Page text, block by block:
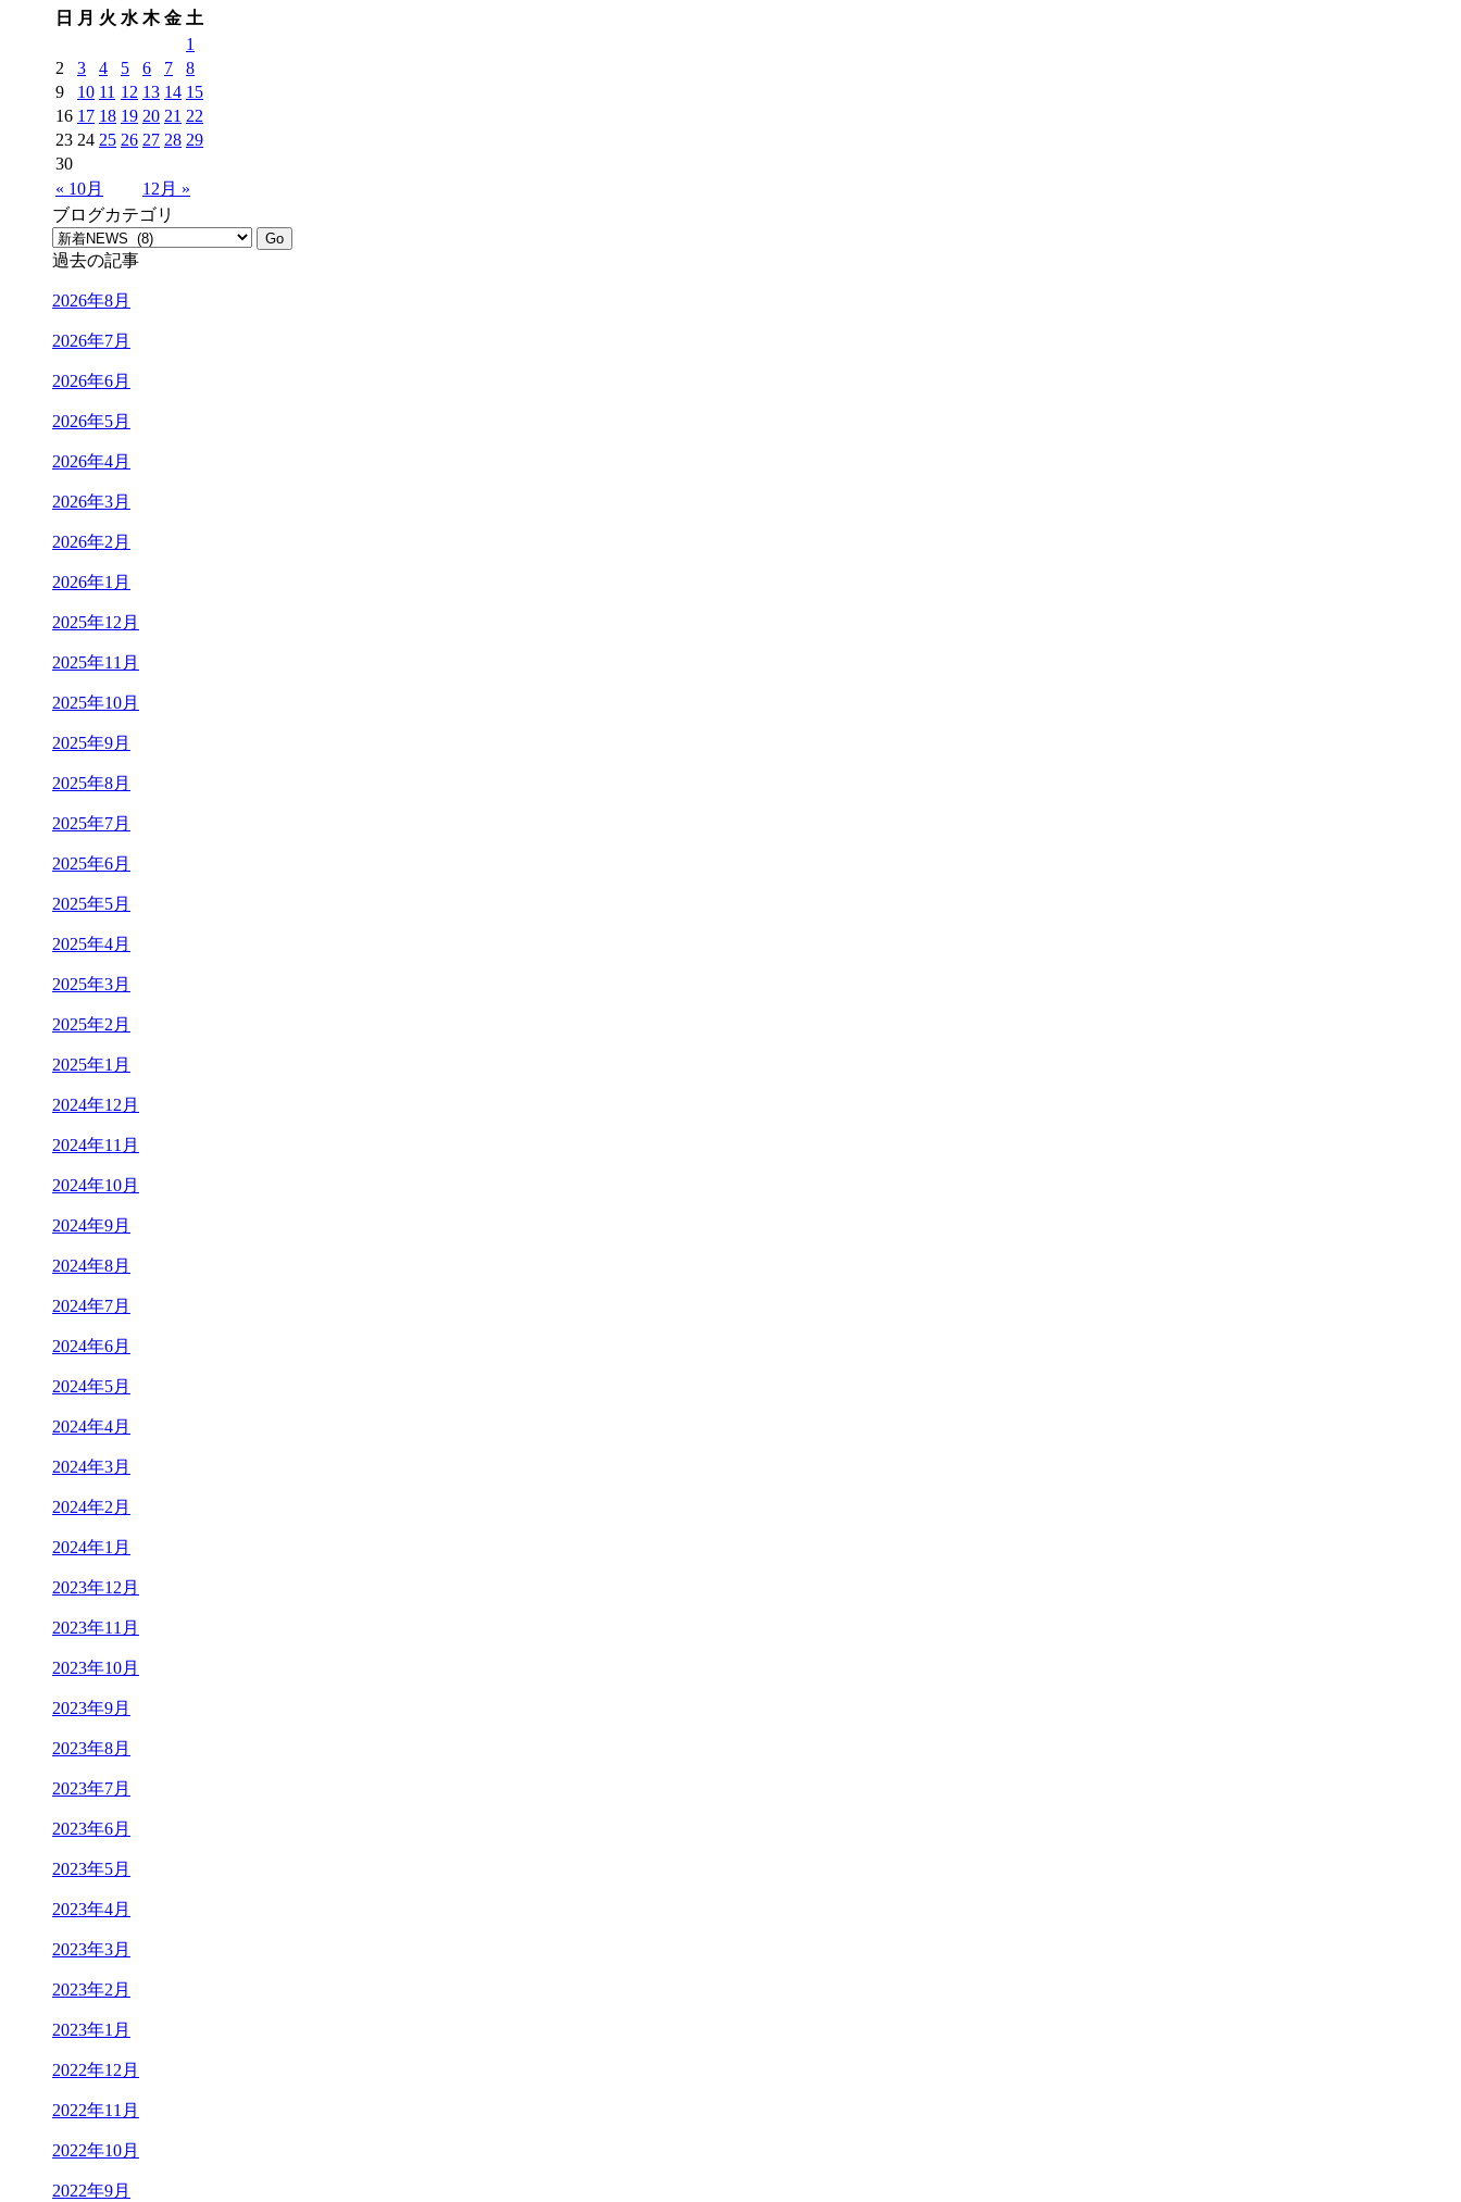
日
月 火 水 木 金 土
« 10月 12月 »
1
2
3 4 5 6 7
8
9
10 11 12 13 14 15
16 17 18 19 20 21 22
23 24 25 26 27 28 29
30
ブログカテゴリ
過去の記事
2026年8月
2026年7月
2026年6月
2026年5月
2026年4月
2026年3月
2026年2月
2026年1月
2025年12月
2025年11月
2025年10月
2025年9月
2025年8月
2025年7月
2025年6月
2025年5月
2025年4月
2025年3月
2025年2月
2025年1月
2024年12月
2024年11月
2024年10月
2024年9月
2024年8月
2024年7月
2024年6月
2024年5月
2024年4月
2024年3月
2024年2月
2024年1月
2023年12月
2023年11月
2023年10月
2023年9月
2023年8月
2023年7月
2023年6月
2023年5月
2023年4月
2023年3月
2023年2月
2023年1月
2022年12月
2022年11月
2022年10月
2022年9月